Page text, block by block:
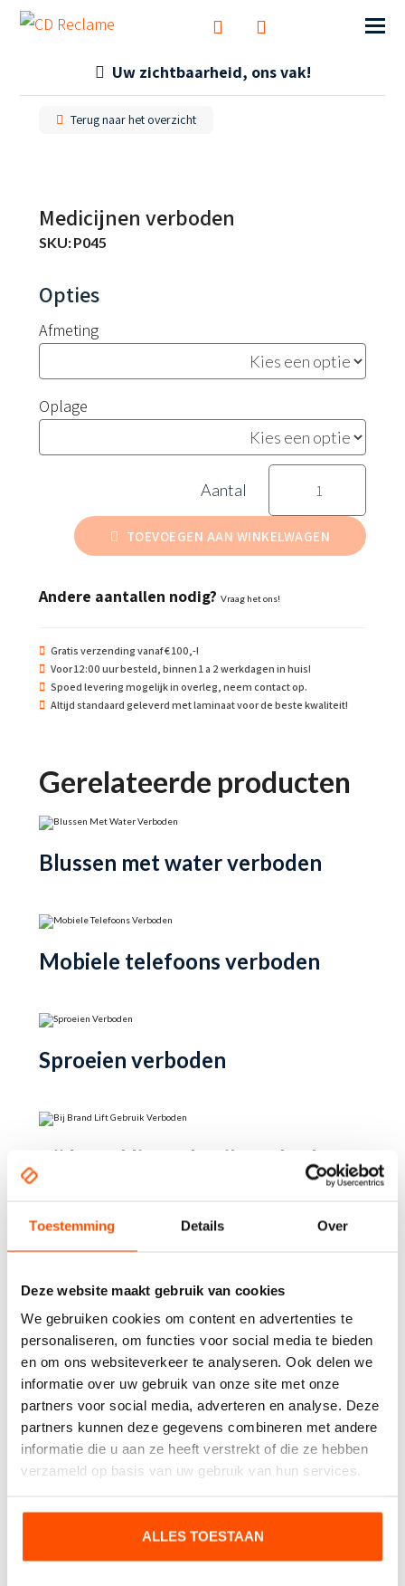
Toestemming Details Over
Deze website maakt gebruik van cookies
We gebruiken cookies om content en advertenties te
personaliseren, om functies voor social media te bieden
en om ons websiteverkeer te analyseren. Ook delen we
informatie over uw gebruik van onze site met onze
partners voor social media, adverteren en analyse. Deze
partners kunnen deze gegevens combineren met andere
informatie die u aan ze heeft verstrekt of die ze hebben
verzameld op basis van uw gebruik van hun services.
ALLES TOESTAAN
Uw zichtbaarheid, ons vak!
Terug naar het overzicht
Medicijnen verboden
SKU:P045
Afmeting
Oplage
verboden
aantal
TOEVOEGEN AAN WINKELWAGEN
Andere aantallen nodig? Vraag het ons!
Gratis verzending vanaf € 100,-!
Voor 12:00 uur besteld, binnen 1 a 2 werkdagen in huis!
Spoed levering mogelijk in overleg, neem contact op.
Altijd standaard geleverd met laminaat voor de beste kwaliteit!
Gerelateerde producten
Blussen met water verboden
Mobiele telefoons verboden
Sproeien verboden
Bij brand lift gebruik verboden
Contact opnemen
Heeft u interesse of wilt u meer weten?